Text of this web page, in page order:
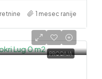
1 mesec ranije
PRODAJA